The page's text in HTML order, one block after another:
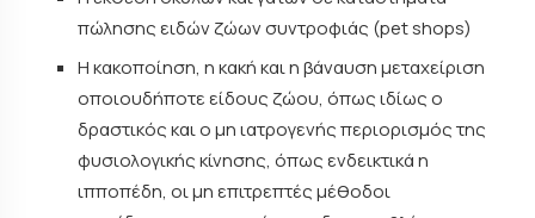
πώλησης ειδών ζώων συντροφιάς (pet shops)
Η κακοποίηση, η κακή και η βάναυση μεταχείριση
οποιουδήποτε είδους ζώου, όπως ιδίως ο
δραστικός και ο μη ιατρογενής περιορισμός της
φυσιολογικής κίνησης, όπως ενδεικτικά η
ιπποπέδη, οι μη επιτρεπτές μέθοδοι